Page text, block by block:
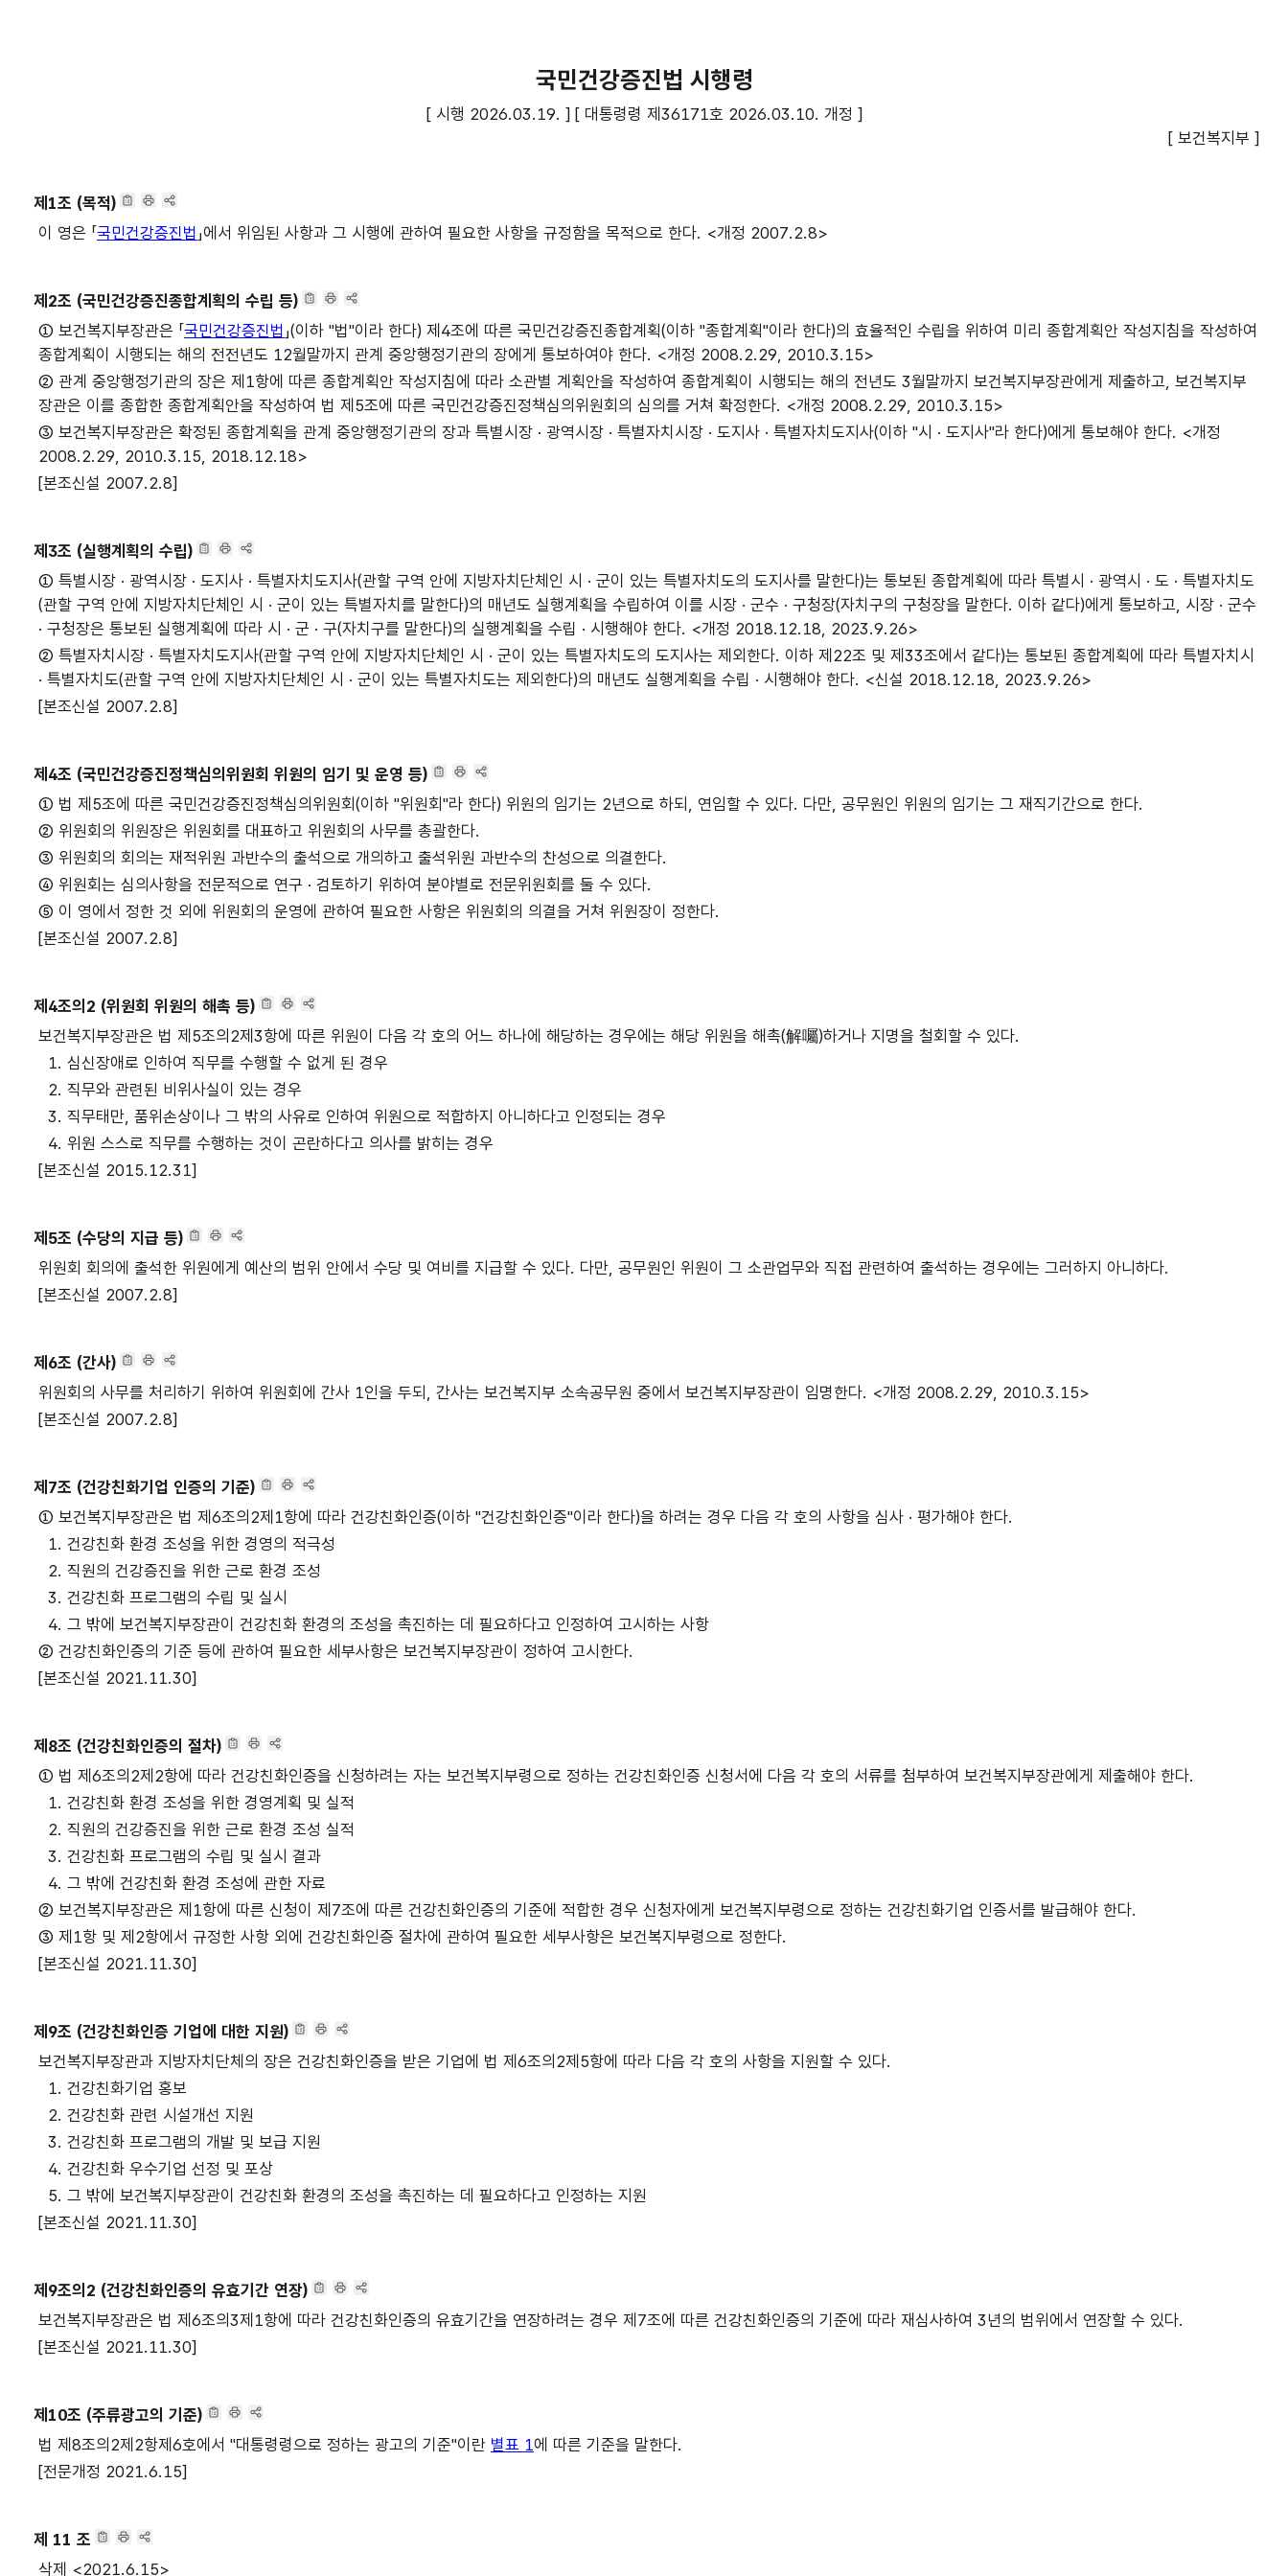
국민건강증진법 시행령
[ 시행 2026.03.19. ] [ 대통령령 제36171호 2026.03.10. 개정 ]
[ 보건복지부 ]
제1조 (목적)
이 영은 「국민건강증진법 」에서 위임된 사항과 그 시행에 관하여 필요한 사항을 규정함을 목적으로 한다. <개정 2007.2.8>
제2조 (국민건강증진종합계획의 수립 등)
① 보건복지부장관은 「국민건강증진법 」(이하 "법"이라 한다) 제4조에 따른 국민건강증진종합계획(이하 "종합계획"이라 한다)의 효율적인 수립을 위하여 미리 종합계획안 작성지침을 작성하여
종합계획이 시행되는 해의 전전년도 12월말까지 관계 중앙행정기관의 장에게 통보하여야 한다. <개정 2008.2.29, 2010.3.15>
② 관계 중앙행정기관의 장은 제1항에 따른 종합계획안 작성지침에 따라 소관별 계획안을 작성하여 종합계획이 시행되는 해의 전년도 3월말까지 보건복지부장관에게 제출하고, 보건복지부
장관은 이를 종합한 종합계획안을 작성하여 법 제5조에 따른 국민건강증진정책심의위원회의 심의를 거쳐 확정한다. <개정 2008.2.29, 2010.3.15>
③ 보건복지부장관은 확정된 종합계획을 관계 중앙행정기관의 장과 특별시장 · 광역시장 · 특별자치시장 · 도지사 · 특별자치도지사(이하 "시 · 도지사"라 한다)에게 통보해야 한다. <개정
2008.2.29, 2010.3.15, 2018.12.18>
[본조신설 2007.2.8]
제3조 (실행계획의 수립)
① 특별시장 · 광역시장 · 도지사 · 특별자치도지사(관할 구역 안에 지방자치단체인 시 · 군이 있는 특별자치도의 도지사를 말한다)는 통보된 종합계획에 따라 특별시 · 광역시 · 도 · 특별자치도
(관할 구역 안에 지방자치단체인 시 · 군이 있는 특별자치를 말한다)의 매년도 실행계획을 수립하여 이를 시장 · 군수 · 구청장(자치구의 구청장을 말한다. 이하 같다)에게 통보하고, 시장 · 군수
· 구청장은 통보된 실행계획에 따라 시 · 군 · 구(자치구를 말한다)의 실행계획을 수립 · 시행해야 한다. <개정 2018.12.18, 2023.9.26>
② 특별자치시장 · 특별자치도지사(관할 구역 안에 지방자치단체인 시 · 군이 있는 특별자치도의 도지사는 제외한다. 이하 제22조 및 제33조에서 같다)는 통보된 종합계획에 따라 특별자치시
· 특별자치도(관할 구역 안에 지방자치단체인 시 · 군이 있는 특별자치도는 제외한다)의 매년도 실행계획을 수립 · 시행해야 한다. <신설 2018.12.18, 2023.9.26>
[본조신설 2007.2.8]
제4조 (국민건강증진정책심의위원회 위원의 임기 및 운영 등)
① 법 제5조에 따른 국민건강증진정책심의위원회(이하 "위원회"라 한다) 위원의 임기는 2년으로 하되, 연임할 수 있다. 다만, 공무원인 위원의 임기는 그 재직기간으로 한다.
② 위원회의 위원장은 위원회를 대표하고 위원회의 사무를 총괄한다.
③ 위원회의 회의는 재적위원 과반수의 출석으로 개의하고 출석위원 과반수의 찬성으로 의결한다.
④ 위원회는 심의사항을 전문적으로 연구 · 검토하기 위하여 분야별로 전문위원회를 둘 수 있다.
⑤ 이 영에서 정한 것 외에 위원회의 운영에 관하여 필요한 사항은 위원회의 의결을 거쳐 위원장이 정한다.
[본조신설 2007.2.8]
제4조의2 (위원회 위원의 해촉 등)
보건복지부장관은 법 제5조의2제3항에 따른 위원이 다음 각 호의 어느 하나에 해당하는 경우에는 해당 위원을 해촉(解囑)하거나 지명을 철회할 수 있다.
1. 심신장애로 인하여 직무를 수행할 수 없게 된 경우
2. 직무와 관련된 비위사실이 있는 경우
3. 직무태만, 품위손상이나 그 밖의 사유로 인하여 위원으로 적합하지 아니하다고 인정되는 경우
4. 위원 스스로 직무를 수행하는 것이 곤란하다고 의사를 밝히는 경우
[본조신설 2015.12.31]
제5조 (수당의 지급 등)
위원회 회의에 출석한 위원에게 예산의 범위 안에서 수당 및 여비를 지급할 수 있다. 다만, 공무원인 위원이 그 소관업무와 직접 관련하여 출석하는 경우에는 그러하지 아니하다.
[본조신설 2007.2.8]
제6조 (간사)
위원회의 사무를 처리하기 위하여 위원회에 간사 1인을 두되, 간사는 보건복지부 소속공무원 중에서 보건복지부장관이 임명한다. <개정 2008.2.29, 2010.3.15>
[본조신설 2007.2.8]
제7조 (건강친화기업 인증의 기준)
① 보건복지부장관은 법 제6조의2제1항에 따라 건강친화인증(이하 "건강친화인증"이라 한다)을 하려는 경우 다음 각 호의 사항을 심사 · 평가해야 한다.
1. 건강친화 환경 조성을 위한 경영의 적극성
2. 직원의 건강증진을 위한 근로 환경 조성
3. 건강친화 프로그램의 수립 및 실시
4. 그 밖에 보건복지부장관이 건강친화 환경의 조성을 촉진하는 데 필요하다고 인정하여 고시하는 사항
② 건강친화인증의 기준 등에 관하여 필요한 세부사항은 보건복지부장관이 정하여 고시한다.
[본조신설 2021.11.30]
제8조 (건강친화인증의 절차)
① 법 제6조의2제2항에 따라 건강친화인증을 신청하려는 자는 보건복지부령으로 정하는 건강친화인증 신청서에 다음 각 호의 서류를 첨부하여 보건복지부장관에게 제출해야 한다.
1. 건강친화 환경 조성을 위한 경영계획 및 실적
2. 직원의 건강증진을 위한 근로 환경 조성 실적
3. 건강친화 프로그램의 수립 및 실시 결과
4. 그 밖에 건강친화 환경 조성에 관한 자료
② 보건복지부장관은 제1항에 따른 신청이 제7조에 따른 건강친화인증의 기준에 적합한 경우 신청자에게 보건복지부령으로 정하는 건강친화기업 인증서를 발급해야 한다.
③ 제1항 및 제2항에서 규정한 사항 외에 건강친화인증 절차에 관하여 필요한 세부사항은 보건복지부령으로 정한다.
[본조신설 2021.11.30]
제9조 (건강친화인증 기업에 대한 지원)
보건복지부장관과 지방자치단체의 장은 건강친화인증을 받은 기업에 법 제6조의2제5항에 따라 다음 각 호의 사항을 지원할 수 있다.
1. 건강친화기업 홍보
2. 건강친화 관련 시설개선 지원
3. 건강친화 프로그램의 개발 및 보급 지원
4. 건강친화 우수기업 선정 및 포상
5. 그 밖에 보건복지부장관이 건강친화 환경의 조성을 촉진하는 데 필요하다고 인정하는 지원
[본조신설 2021.11.30]
제9조의2 (건강친화인증의 유효기간 연장)
보건복지부장관은 법 제6조의3제1항에 따라 건강친화인증의 유효기간을 연장하려는 경우 제7조에 따른 건강친화인증의 기준에 따라 재심사하여 3년의 범위에서 연장할 수 있다.
[본조신설 2021.11.30]
제10조 (주류광고의 기준)
법 제8조의2제2항제6호에서 "대통령령으로 정하는 광고의 기준"이란 별표 1에 따른 기준을 말한다.
[전문개정 2021.6.15]
제 11 조
삭제 <2021.6.15>